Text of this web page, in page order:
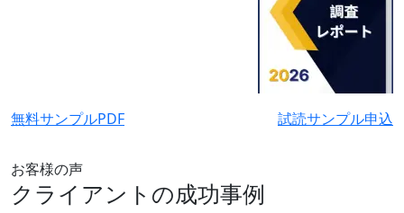
無料サンプルPDF 試読サンプル申込
お客様の声
クライアントの成功事例